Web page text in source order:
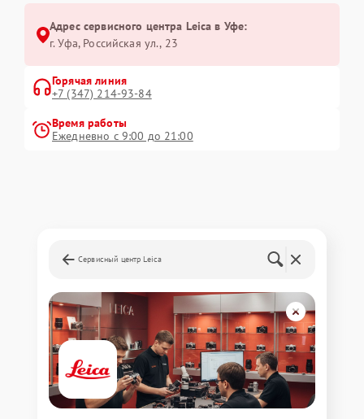
Адрес сервисного центра Leica в Уфе:
г. Уфа, Российская ул., 23
Горячая линия
+7 (347) 214-93-84
Время работы
Ежедневно с 9:00 до 21:00
Сервисный центр Leica